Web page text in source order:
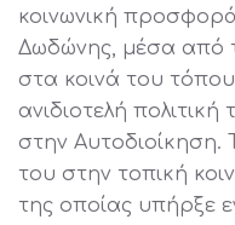
κοινωνική
Δωδώνης, μέσα από
στα κοινά του
ανιδιοτελή
στην
του στην τοπική
της οποίας υπήρξε